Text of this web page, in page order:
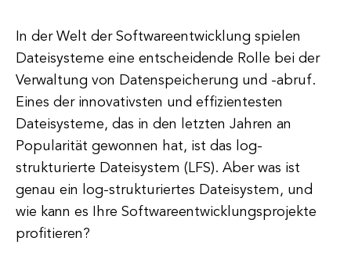
In der Welt der Softwareentwicklung spielen
Dateisysteme eine entscheidende Rolle bei der
Verwaltung von Datenspeicherung und -abruf.
Eines der innovativsten und effizientesten
Dateisysteme, das in den letzten Jahren an
Popularität gewonnen hat, ist das log-
strukturierte Dateisystem (LFS). Aber was ist
genau ein log-strukturiertes Dateisystem, und
wie kann es Ihre Softwareentwicklungsprojekte
profitieren?